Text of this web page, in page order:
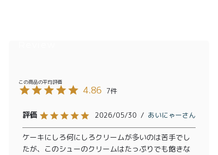
4.86 7
あいにゃー
2026/05/30
ケーキにしろ何にしろクリームが多いのは苦手でし
たが、このシューのクリームはたっぷりでも飽きな